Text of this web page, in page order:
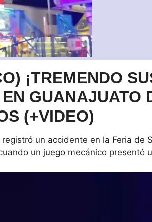
¡TREMENDO
GUANAJUATO
(+VIDEO)
registró un accidente en la Feria de
un juego mecánico presentó